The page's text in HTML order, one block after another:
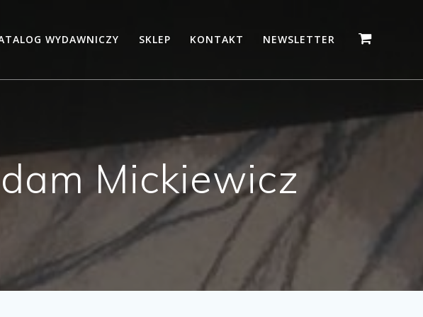
WYDAWNICZY SKLEP KONTAKT NEWSLETTER
Mickiewicz